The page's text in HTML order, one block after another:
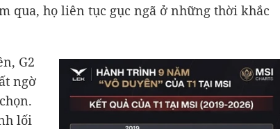
qua, họ liên tục gục ngã ở những thời khắc
G2
ngờ
lối